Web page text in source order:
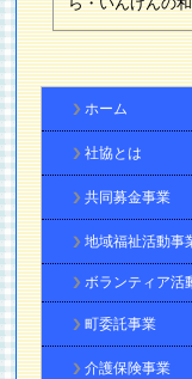
ら・いんげんの
ホーム
社協とは
共同募金事業
地域福祉活動事
ボランティア活
町委託事業
介護保険事業